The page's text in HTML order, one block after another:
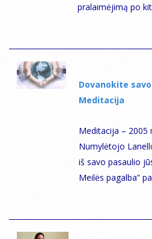
pralaimėjimą po
Dovanokite
Мeditacija
Meditacija – 2005
Numylėtojo
iš savo pasaulio
Meilės pagalba”